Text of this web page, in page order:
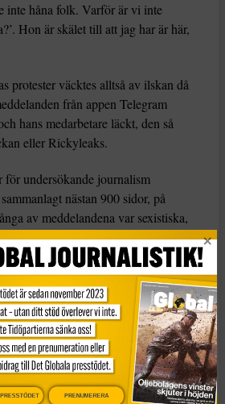
inte håna folk. Varför är vi inte
Hon är skälet till att jag har är här,
protester väcktes alltså av ilskan då
från appen Telegram
hans medarbetare läckt, den så
eller Rickyleaks.
för undersökande journalism
nästan 900 sidor, på
av meddelandena var sexistiska,
så väl överviktiga som människor
Maria 2017, den största
Ricos moderna historia.
guvernör Roselló attackerade i
i New York, Melissa
uttryckte sig bland annat att
horan” om henne. I en intervju
PRENUMERERA